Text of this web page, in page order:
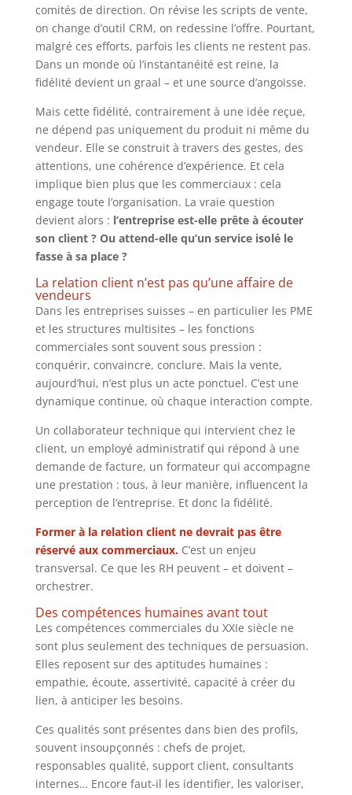
comités de direction. On révise les scripts de vente,
on change d’outil CRM, on redessine l’offre. Pourtant,
malgré ces efforts, parfois les clients ne restent pas.
Dans un monde où l’instantanéité est reine, la
fidélité devient un graal – et une source d’angoisse.
Mais cette fidélité, contrairement à une idée reçue,
ne dépend pas uniquement du produit ni même du
vendeur. Elle se construit à travers des gestes, des
attentions, une cohérence d’expérience. Et cela
implique bien plus que les commerciaux : cela
engage toute l’organisation. La vraie question
devient alors : l’entreprise est-elle prête à écouter
son client ? Ou attend-elle qu’un service isolé le
fasse à sa place ?
La relation client n’est pas qu’une affaire de
vendeurs
Dans les entreprises suisses – en particulier les PME
et les structures multisites – les fonctions
commerciales sont souvent sous pression :
conquérir, convaincre, conclure. Mais la vente,
aujourd’hui, n’est plus un acte ponctuel. C’est une
dynamique continue, où chaque interaction compte.
Un collaborateur technique qui intervient chez le
client, un employé administratif qui répond à une
demande de facture, un formateur qui accompagne
une prestation : tous, à leur manière, influencent la
perception de l’entreprise. Et donc la fidélité.
Former à la relation client ne devrait pas être
réservé aux commerciaux.C’est un enjeu
transversal. Ce que les RH peuvent – et doivent –
orchestrer.
Des compétences humaines avant tout
Les compétences commerciales du XXIe siècle ne
sont plus seulement des techniques de persuasion.
Elles reposent sur des aptitudes humaines :
empathie, écoute, assertivité, capacité à créer du
lien, à anticiper les besoins.
Ces qualités sont présentes dans bien des profils,
souvent insoupçonnés : chefs de projet,
responsables qualité, support client, consultants
internes… Encore faut-il les identifier, les valoriser,